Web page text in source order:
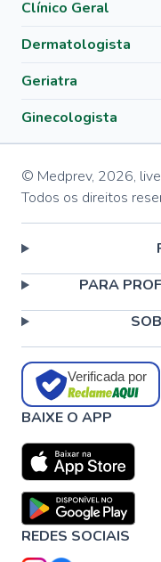
Clínico Geral
Dermatologista
Geriatra
Ginecologista
© Medprev, 2026, live
Todos os direitos
PARA
Verificada por
BAIXE O APP
REDES SOCIAIS